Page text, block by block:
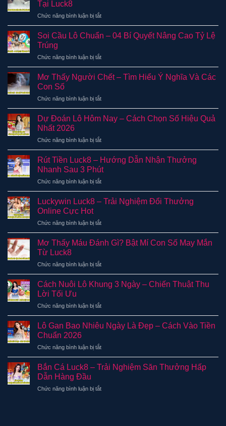
Tại Luck8
Chức năng bình luận bị tắtở
Mơ
Thấy
Mang
Điềm
Báo
Đánh
Số
Tại
Soi Cầu Lô Chuẩn – 04 Bí Quyết Nâng Cao Tỷ Lệ
Trúng
Chức năng bình luận bị tắtở
Soi
Cầu
–
04
Bí
Cao
Tỷ
Lệ
Trúng
Mơ Thấy Người Chết – Tìm Hiểu Ý Nghĩa Và Các
Con Số
Chức năng bình luận bị tắtở
Mơ
Thấy
Người
–
Tìm
Hiểu
Ý
Và
Các
Con
Dự Đoán Lô Hôm Nay – Cách Chọn Số Hiệu Quả
Nhất 2026
Chức năng bình luận bị tắtở
Dự
Đoán
Lô
Hôm
Nay
–
Cách
Hiệu
Quả
Nhất
Rút Tiền Luck8 – Hướng Dẫn Nhận Thưởng
Nhanh Sau 3 Phút
Chức năng bình luận bị tắtở
Rút
Tiền
Hướng
Dẫn
Nhận
Sau
3
Phút
Luckywin Luck8 – Trải Nghiệm Đổi Thưởng
Online Cực Hot
Chức năng bình luận bị tắtở
Luckywin
Luck8
Nghiệm
Đổi
Thưởng
Hot
Mơ Thấy Máu Đánh Gì? Bật Mí Con Số May Mắn
Từ Luck8
Chức năng bình luận bị tắtở
Mơ
Thấy
Máu
Gì?
Bật
Mí
May
Mắn
Từ
Cách Nuôi Lô Khung 3 Ngày – Chiến Thuật Thu
Lời Tối Ưu
Chức năng bình luận bị tắtở
Cách
Nuôi
3
Ngày
–
Thu
Lô Gan Bao Nhiêu Ngày Là Đẹp – Cách Vào Tiền
Chuẩn 2026
Chức năng bình luận bị tắtở
Lô
Gan
Ngày
Bắn Cá Luck8 – Trải Nghiệm Săn Thưởng Hấp
Dẫn Hàng Đầu
Chức năng bình luận bị tắtở